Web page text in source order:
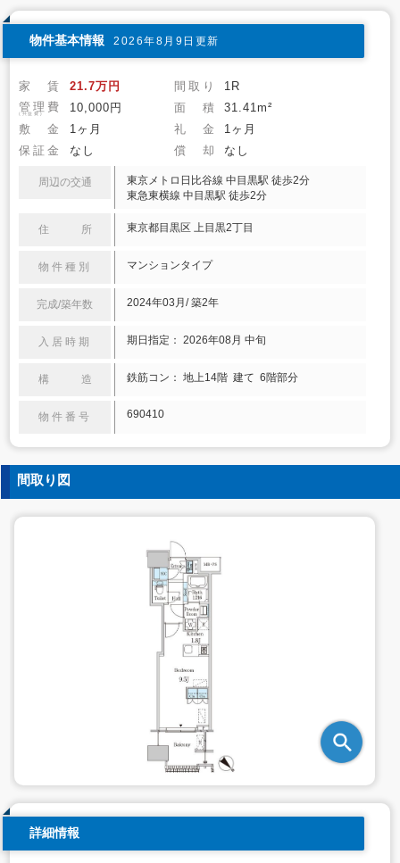
物件基本情報 2026年8月9日更新
家 賃 21.7万円 間取り
1R
管理費
(共益費) 10,000円 面 積
31.41m²
敷 金
1ヶ月 礼 金
1ヶ月
保証金
なし 償 却 なし
周辺の交通
東京メトロ日比谷線 中目黒駅 徒歩2分
東急東横線 中目黒駅 徒歩2分
住 所 東京都目黒区 上目黒2丁目
物件種別 マンションタイプ
完成/築年数 2024年03月/ 築2年
入居時期 期日指定： 2026年08月 中旬
構 造 鉄筋コン： 地上14階 建て 6階部分
物件番号 690410
間取り図
詳細情報